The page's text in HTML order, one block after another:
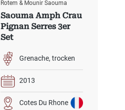
Rotem & Mounir Saouma
Saouma Amph Crau
Pignan Serres 3er
Set
Grenache trocken
2013
Cotes Du Rhone